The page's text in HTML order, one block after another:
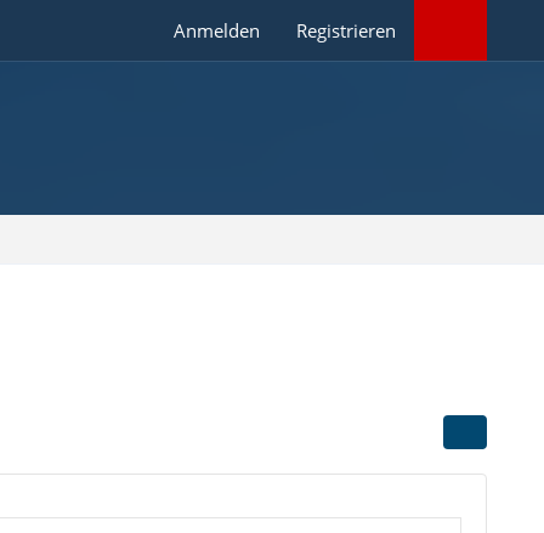
Anmelden Registrieren